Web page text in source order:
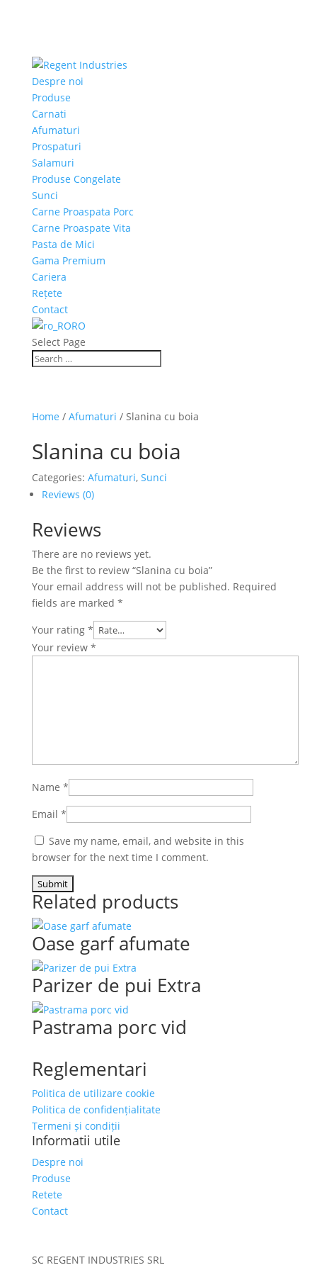
Despre noi
Produse
Carnati
Afumaturi
Prospaturi
Salamuri
Produse Congelate
Sunci
Carne Proaspata Porc
Carne Proaspate Vita
Pasta de Mici
Gama Premium
Cariera
Rețete
Contact
RO
Select Page
Home / Afumaturi / Slanina cu boia
Slanina cu boia
Categories: Afumaturi, Sunci
Reviews (0)
Reviews
There are no reviews yet.
Be the first to review “Slanina cu boia”
Your email address will not be published. Required
fields are marked *
Your rating *
Your review *
Name *
Email *
Save my name, email, and website in this
browser for the next time I comment.
Related products
Oase garf afumate
Parizer de pui Extra
Pastrama porc vid
Reglementari
Politica de utilizare cookie
Politica de confidențialitate
Termeni și condiții
Informatii utile
Despre noi
Produse
Retete
Contact
SC REGENT INDUSTRIES SRL